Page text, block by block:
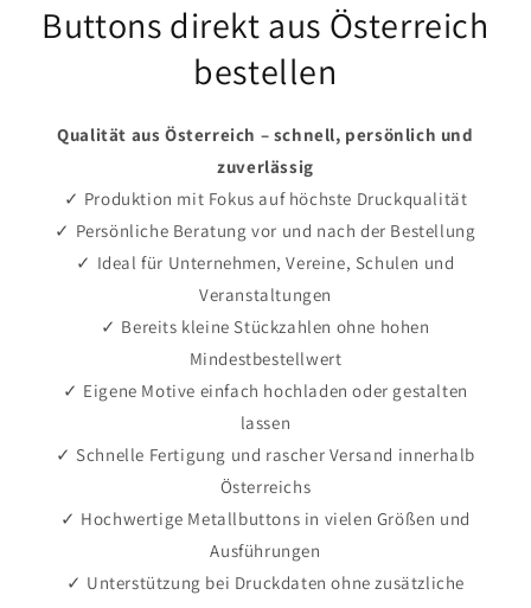
Buttons direkt aus Österreich
bestellen
Qualität aus Österreich – schnell, persönlich und
zuverlässig
✓ Produktion mit Fokus auf höchste Druckqualität
✓ Persönliche Beratung vor und nach der Bestellung
✓ Ideal für Unternehmen, Vereine, Schulen und
Veranstaltungen
✓ Bereits kleine Stückzahlen ohne hohen
Mindestbestellwert
✓ Eigene Motive einfach hochladen oder gestalten
lassen
✓ Schnelle Fertigung und rascher Versand innerhalb
Österreichs
✓ Hochwertige Metallbuttons in vielen Größen und
Ausführungen
✓ Unterstützung bei Druckdaten ohne zusätzliche